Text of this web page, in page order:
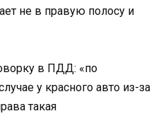
не в правую полосу и
в ПДД: «по
у красного авто из-за
такая